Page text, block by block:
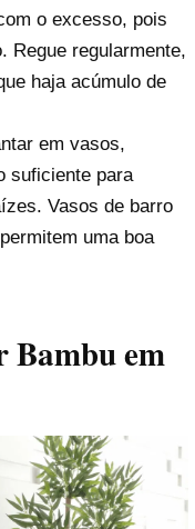
o excesso, pois
Regue regularmente,
haja acúmulo de
em vasos,
suficiente para
Vasos de barro
uma boa
Bambu em